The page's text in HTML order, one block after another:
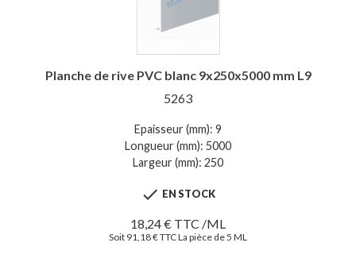
Planche de rive PVC blanc 9x250x5000 mm L9
5263
Epaisseur (mm): 9
Longueur (mm): 5000
Largeur (mm): 250
 EN STOCK
18,24 € TTC /ML
Soit 91,18 € TTC La pièce de 5 ML